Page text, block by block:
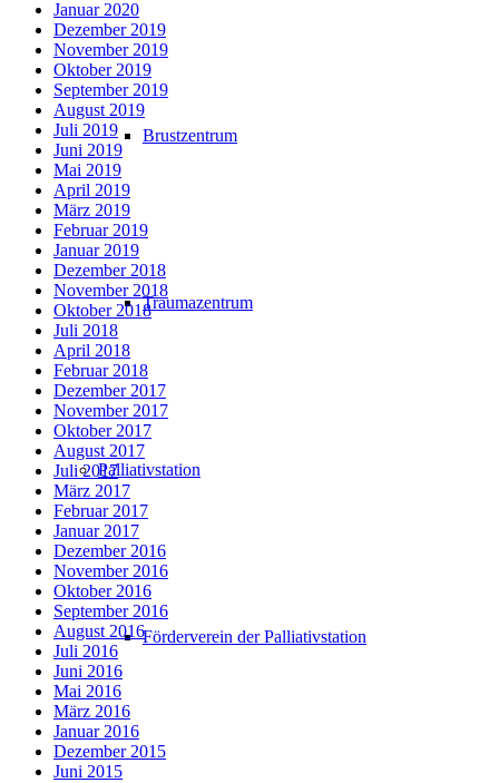
Brustzentrum
Traumazentrum
Palliativstation
Förderverein der Palliativstation
Januar 2020
Dezember 2019
November 2019
Oktober 2019
September 2019
August 2019
Juli 2019
Juni 2019
Mai 2019
April 2019
März 2019
Februar 2019
Januar 2019
Dezember 2018
November 2018
Oktober 2018
Juli 2018
April 2018
Februar 2018
Dezember 2017
November 2017
Oktober 2017
August 2017
Juli 2017
März 2017
Februar 2017
Januar 2017
Dezember 2016
November 2016
Oktober 2016
September 2016
August 2016
Juli 2016
Juni 2016
Mai 2016
März 2016
Januar 2016
Dezember 2015
Juni 2015